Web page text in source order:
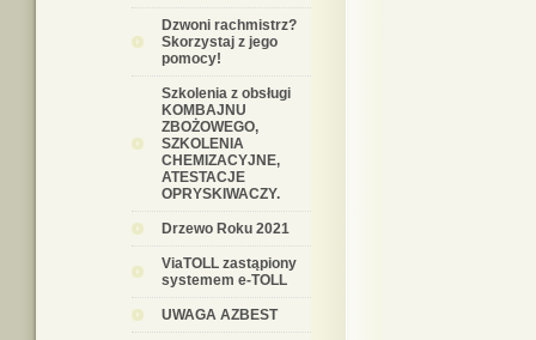
Dzwoni rachmistrz?
Skorzystaj z jego
pomocy!
Szkolenia z obsługi
KOMBAJNU
ZBOŻOWEGO,
SZKOLENIA
CHEMIZACYJNE,
ATESTACJE
OPRYSKIWACZY.
Drzewo Roku 2021
ViaTOLL zastąpiony
systemem e-TOLL
UWAGA AZBEST